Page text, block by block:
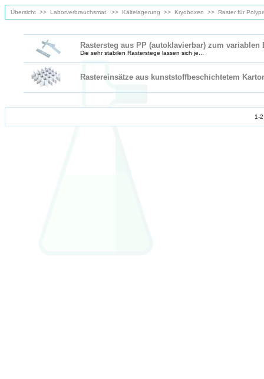
Übersicht >> Laborverbrauchsmat. >> Kältelagerung >> Kryoboxen >> Raster für
Rastersteg aus PP (autoklavierbar) zum variablen
Die sehr stabilen Rasterstege lassen sich je...
Rastereinsätze aus kunststoffbeschichtetem
1-